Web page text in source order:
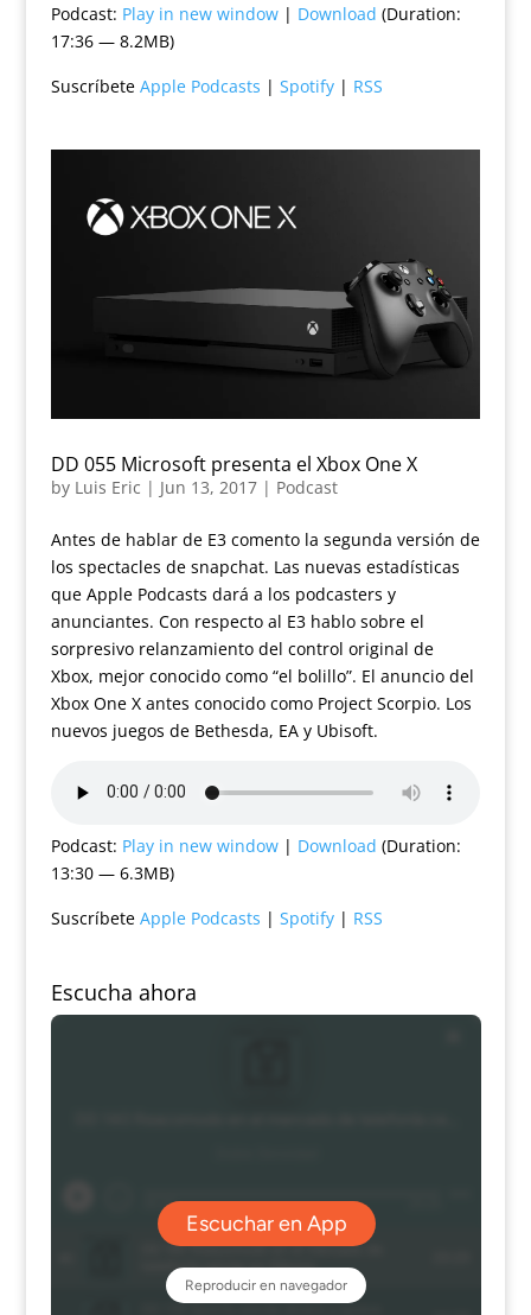
Podcast: Play in new window| Download (Duration:
17:36 — 8.2MB)
Suscríbete Apple Podcasts | Spotify| RSS
DD 055 Microsoft presenta el Xbox One X
by Luis Eric | Jun 13, 2017| Podcast
Antes de hablar de E3 comento la segunda versión de
los spectacles de snapchat. Las nuevas estadísticas
que Apple Podcasts dará a los podcasters y
anunciantes. Con respecto al E3 hablo sobre el
sorpresivo relanzamiento del control original de
Xbox, mejor conocido como “el bolillo”. El anuncio del
Xbox One X antes conocido como Project Scorpio. Los
nuevos juegos de Bethesda, EA y Ubisoft.
Podcast: Play in new window| Download (Duration:
13:30 — 6.3MB)
Suscríbete Apple Podcasts | Spotify| RSS
Escucha ahora